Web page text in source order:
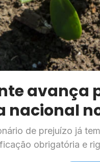
avança
nacional
de prejuízo já
obrigatória e